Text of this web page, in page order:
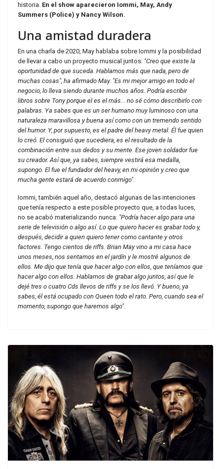
historia. En el show aparecieron Iommi, May, Andy
Summers (Police) y Nancy Wilson.
Una amistad duradera
En una charla de 2020, May hablaba sobre Iommi y la posibilidad
de llevar a cabo un proyecto musical juntos: "Creo que existe la
oportunidad de que suceda. Hablamos más que nada, pero de
muchas cosas", ha afirmado May. "Es mi mejor amigo en todo el
negocio, lo lleva siendo durante muchos años. Podría escribir
libros sobre Tony porque el es el más... no sé cómo describirlo con
palabras. Ya sabes que es un ser humano muy luminoso con una
naturaleza maravillosa y buena así como con un tremendo sentido
del humor. Y, por supuesto, es el padre del heavy metal. Él fue quien
lo creó. El consiguió que sucediera, es el resultado de la
combinación entre sus dedos y su mente. Ese joven soldador fue
su creador. Así que, ya sabes, siempre vestirá esa medalla,
supongo. El fue el fundador del heavy, en mi opinión y creo que
mucha gente estará de acuerdo conmigo".
Iommi, también aquel año, destacó algunas de las intenciones
que tenía respecto a este posible proyecto que, a todas luces,
no se acabó materializando nunca: "Podría hacer algo para una
serie de televisión o algo así. Lo que quiero hacer es grabar todo y,
después, decidir a quien quiero tener como cantante y otros
factores. Tengo cientos de riffs. Brian May vino a mi casa hace
unos meses, nos sentamos en el jardín y le mostré algunos de
ellos. Me dijo que tenía que hacer algo con ellos, que teníamos que
hacer algo con ellos. Hablamos de grabar algo juntos, así que le
dejé tres o cuatro Cds llevos de riffs y se los llevó. Y bueno, ya
sabes, él está ocupado con Queen todo el rato. Pero, cuando sea el
momento, supongo que haremos algo".